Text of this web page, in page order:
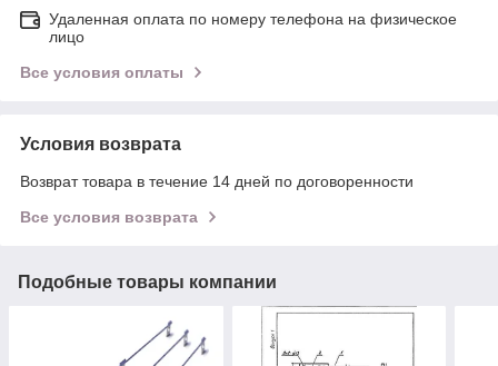
Удаленная оплата по номеру телефона на физическое
лицо
Все условия оплаты
Условия возврата
Возврат товара в течение 14 дней по договоренности
Все условия возврата
Подобные товары компании